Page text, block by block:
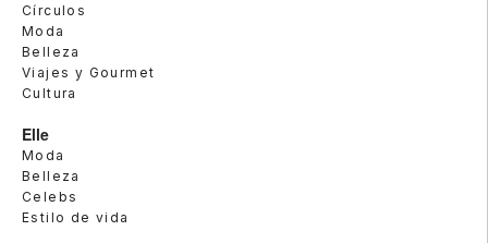
Círculos
Moda
Belleza
Viajes y Gourmet
Cultura
Elle
Moda
Belleza
Celebs
Estilo de vida